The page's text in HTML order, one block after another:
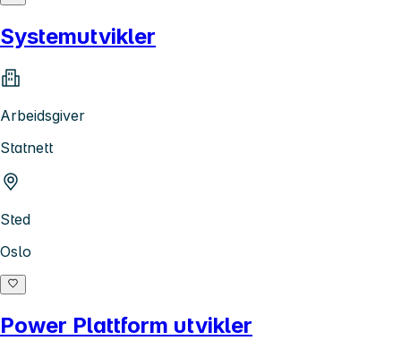
Systemutvikler
Arbeidsgiver
Statnett
Sted
Oslo
Power Plattform utvikler